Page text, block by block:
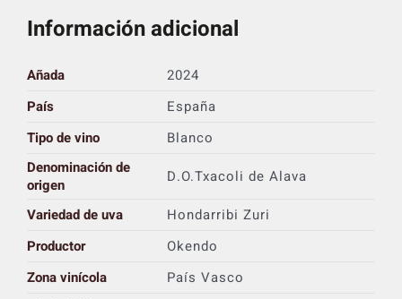
Información adicional
Añada
2024
País
España
Tipo de vino
Blanco
Denominación de
origen
D.O.Txacoli de Alava
Variedad de uva
Hondarribi Zuri
Productor
Okendo
Zona vinícola
País Vasco